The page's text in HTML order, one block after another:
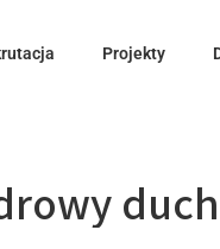
Projekty